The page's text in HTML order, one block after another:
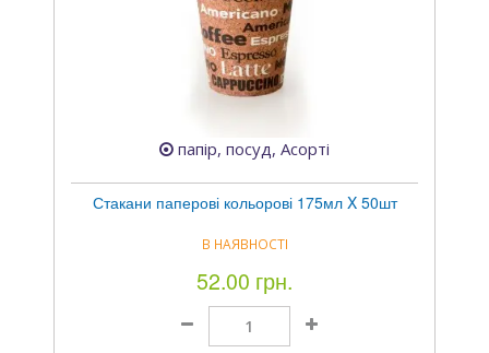
папір, посуд, Асорті
Стакани паперові кольорові 175мл X 50шт
В НАЯВНОСТІ
52.00 грн.